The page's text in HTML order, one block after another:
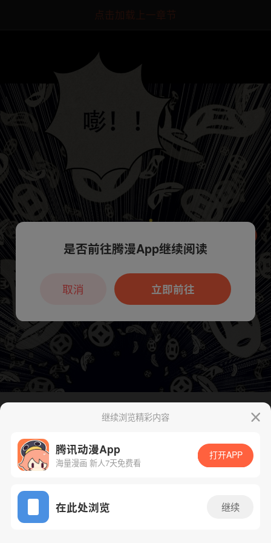
点击加载上一章节
App免费看
腾漫App免费看
继续浏览精彩内容
腾讯动漫App
海量漫画 新人7天免费看
打开APP
在此处浏览 继续
本章节仅支持App阅读，可打开App新用
户7天免费看
是否前往腾漫App继续阅读
立即前往
取消